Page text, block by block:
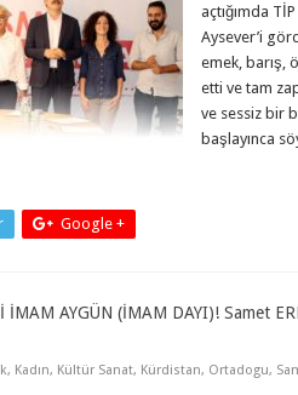
açtığımda
Aysever’i
emek, barış,
etti ve tam
ve sessiz bir
başlayınca
Google +
İMAM AYGÜN (İMAM DAYI)! Samet
, Kadın, Kültür Sanat, Kürdistan, Ortadogu,